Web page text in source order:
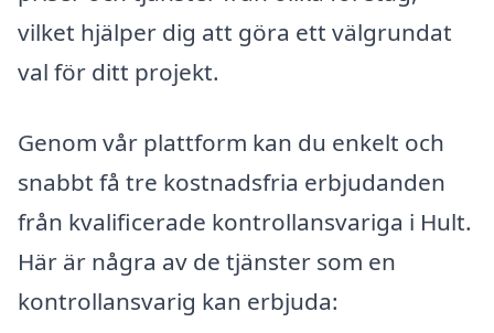
vilket hjälper dig att göra ett välgrundat
val för ditt projekt.
Genom vår plattform kan du enkelt och
snabbt få tre kostnadsfria erbjudanden
från kvalificerade kontrollansvariga i Hult.
Här är några av de tjänster som en
kontrollansvarig kan erbjuda: